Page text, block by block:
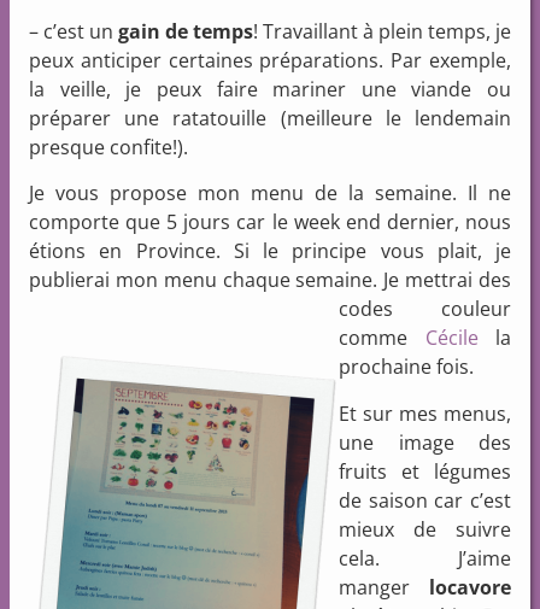
– c’est un gain de temps! Travaillant à plein temps, je
peux anticiper certaines préparations. Par exemple,
la veille, je peux faire mariner une viande ou
préparer une ratatouille (meilleure le lendemain
presque confite!).
Je vous propose mon menu de la semaine. Il ne
comporte que 5 jours car le week end dernier, nous
étions en Province. Si le principe vous plait, je
publierai mon menu chaque semaine. Je mettrai des
codes couleur
comme Cécilela
prochaine fois.
Et sur mes menus,
une image des
fruits et légumes
de saison car c’est
mieux de suivre
cela. J’aime
manger locavore